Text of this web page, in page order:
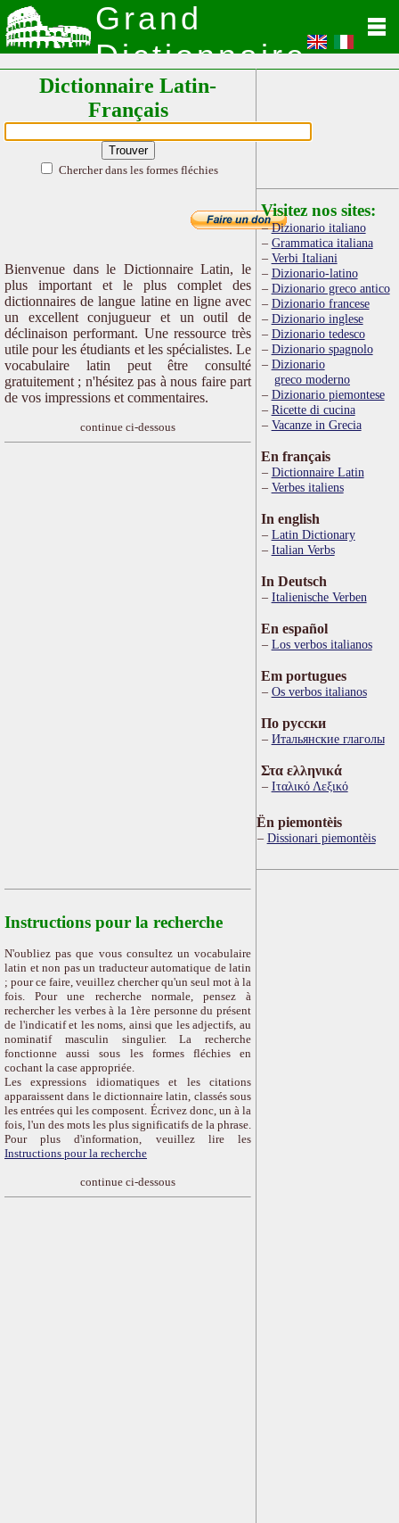
Grand
Dictionnaire
Latin
Dictionnaire Latin-
Français
Chercher dans les formes fléchies
Bienvenue dans le Dictionnaire Latin, le
plus important et le plus complet des
dictionnaires de langue latine en ligne avec
un excellent conjugueur et un outil de
déclinaison performant. Une ressource très
utile pour les étudiants et les spécialistes. Le
vocabulaire latin peut être consulté
gratuitement ; n'hésitez pas à nous faire part
de vos impressions et commentaires.
continue ci-dessous
Instructions pour la recherche
N'oubliez pas que vous consultez un vocabulaire
latin et non pas un traducteur automatique de latin
; pour ce faire, veuillez chercher qu'un seul mot à la
fois. Pour une recherche normale, pensez à
rechercher les verbes à la 1ère personne du présent
de l'indicatif et les noms, ainsi que les adjectifs, au
nominatif masculin singulier. La recherche
fonctionne aussi sous les formes fléchies en
cochant la case appropriée.
Les expressions idiomatiques et les citations
apparaissent dans le dictionnaire latin, classés sous
les entrées qui les composent. Écrivez donc, un à la
fois, l'un des mots les plus significatifs de la phrase.
Pour plus d'information, veuillez lire les
Instructions pour la recherche
continue ci-dessous
Visitez nos sites:
Dizionario italiano
Grammatica italiana
Verbi Italiani
Dizionario-latino
Dizionario greco antico
Dizionario francese
Dizionario inglese
Dizionario tedesco
Dizionario spagnolo
Dizionario
greco moderno
Dizionario piemontese
Ricette di cucina
Vacanze in Grecia
En français
Dictionnaire Latin
Verbes italiens
In english
Latin Dictionary
Italian Verbs
In Deutsch
Italienische Verben
En español
Los verbos italianos
Em portugues
Os verbos italianos
По русски
Итальянские глаголы
Στα ελληνικά
Ιταλικό Λεξικό
Ën piemontèis
Dissionari piemontèis